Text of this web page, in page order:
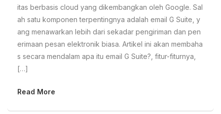
itas berbasis cloud yang dikembangkan oleh Google. Sal
ah satu komponen terpentingnya adalah email G Suite, y
ang menawarkan lebih dari sekadar pengiriman dan pen
erimaan pesan elektronik biasa. Artikel ini akan membaha
s secara mendalam apa itu email G Suite?, fitur-fiturnya,
[…]
Read More